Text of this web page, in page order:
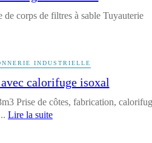
corps de filtres à sable Tuyauterie
INDUSTRIELLE
calorifuge isoxal
Prise de côtes, fabrication,
Lire la suite